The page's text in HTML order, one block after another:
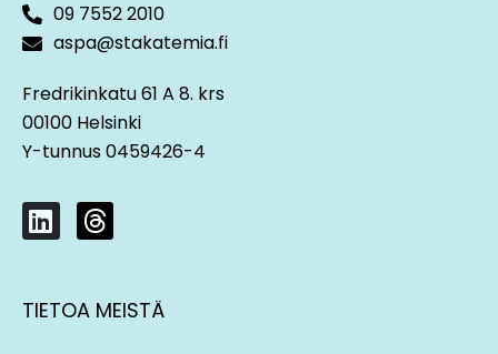
09 7552 2010
aspa@stakatemia.fi
Fredrikinkatu 61 A 8. krs
00100 Helsinki
Y-tunnus 0459426-4
L
i
k
e
T
h
e
a
TIETOA MEISTÄ